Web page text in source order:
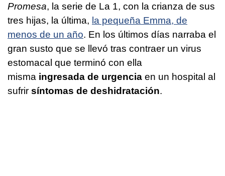
Promesa, la serie de La 1, con la crianza de sus
tres hijas, la última, la pequeña Emma, de
menos de un año. En los últimos días narraba el
gran susto que se llevó tras contraer un virus
estomacal que terminó con ella
misma ingresada de urgencia en un hospital al
sufrir síntomas de deshidratación.